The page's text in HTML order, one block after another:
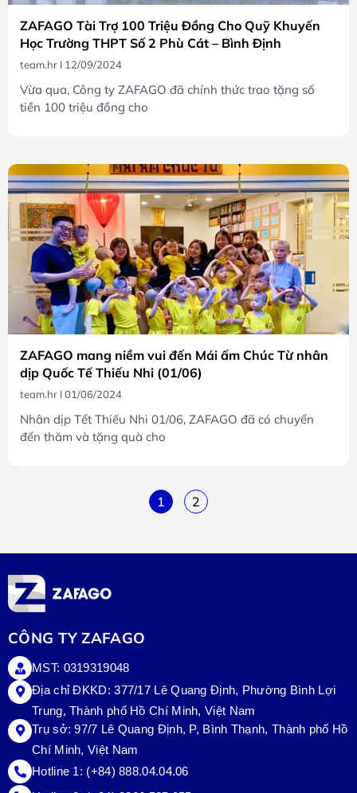
ZAFAGO Tài Trợ 100 Triệu Đồng Cho Quỹ Khuyến
Học Trường THPT Số 2 Phù Cát – Bình Định
team.hr 12/09/2024
Vừa qua, Công ty ZAFAGO đã chính thức trao tặng số
tiền 100 triệu đồng cho
ZAFAGO mang niềm vui đến Mái ấm Chúc Từ nhân
dịp Quốc Tế Thiếu Nhi (01/06)
team.hr 01/06/2024
Nhân dịp Tết Thiếu Nhi 01/06, ZAFAGO đã có chuyến
đến thăm và tặng quà cho
1 2
CÔNG TY ZAFAGO
MST: 0319319048
Địa chỉ ĐKKD: 377/17 Lê Quang Định, Phường Bình Lợi
Trung, Thành phố Hồ Chí Minh, Việt Nam
Trụ sở:97/7 Lê Quang Định, P, Bình Thạnh, Thành phố Hồ
Chí Minh, Việt Nam
Hotline 1: (+84) 888.04.04.06